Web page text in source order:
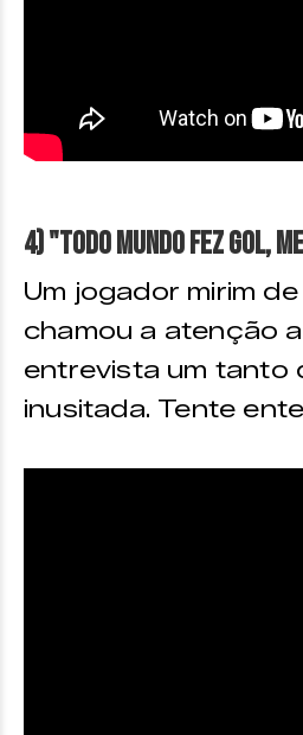
4) "Todo mundo fez gol,
Um jogador mirim
chamou a atenção
entrevista um tanto
inusitada. Tente